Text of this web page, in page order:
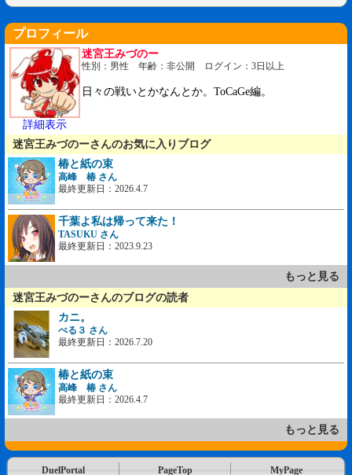
プロフィール
詳細表示
迷宮王みづのー
性別：男性 年齢：非公開 ログイン：3日以上
日々の戦いとかなんとか。ToCaGe編。
迷宮王みづのーさんのお気に入りブログ
椿と紙の束
高峰 椿 さん
最終更新日：2026.4.7
千葉よ私は帰って来た！
TASUKU さん
最終更新日：2023.9.23
もっと見る
迷宮王みづのーさんのブログの読者
カニ。
ぺる３ さん
最終更新日：2026.7.20
椿と紙の束
高峰 椿 さん
最終更新日：2026.4.7
もっと見る
DuelPortal PageTop MyPage